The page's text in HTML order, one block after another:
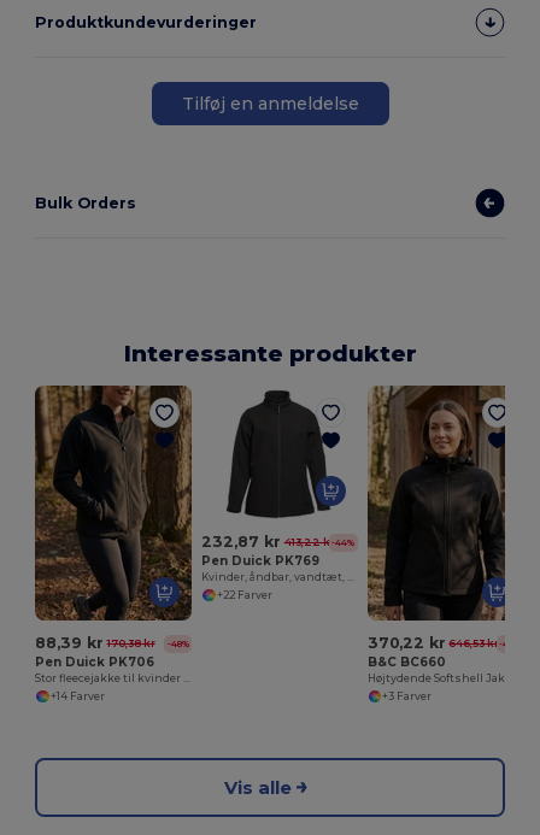
Produktkundevurderinger
Tilføj en anmeldelse
Bulk Orders
Interessante produkter
88,39 kr 170,38 kr -48%
Pen Duick PK706
Stor fleecejakke til kvinder med lynlås
+14 Farver
232,87 kr 413,22 kr-44%
Pen Duick PK769
Kvinder, åndbar, vandtæt, vindtæt fleece
+22 Farver
370,22 kr 646,53 kr-43%
B&C BC660
+3 Farver
Vis alle